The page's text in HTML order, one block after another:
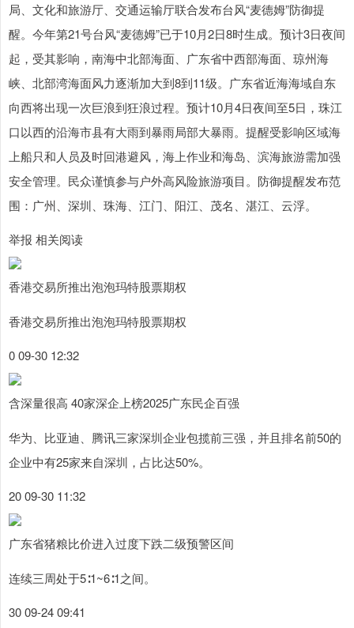
局、文化和旅游厅、交通运输厅联合发布台风“麦德姆”防御提
醒。今年第21号台风“麦德姆”已于10月2日8时生成。预计3日夜间
起，受其影响，南海中北部海面、广东省中西部海面、琼州海
峡、北部湾海面风力逐渐加大到8到11级。广东省近海海域自东
向西将出现一次巨浪到狂浪过程。预计10月4日夜间至5日，珠江
口以西的沿海市县有大雨到暴雨局部大暴雨。提醒受影响区域海
上船只和人员及时回港避风，海上作业和海岛、滨海旅游需加强
安全管理。民众谨慎参与户外高风险旅游项目。防御提醒发布范
围：广州、深圳、珠海、江门、阳江、茂名、湛江、云浮。
举报 相关阅读
香港交易所推出泡泡玛特股票期权
香港交易所推出泡泡玛特股票期权
0 09-30 12:32
含深量很高 40家深企上榜2025广东民企百强
华为、比亚迪、腾讯三家深圳企业包揽前三强，并且排名前50的
企业中有25家来自深圳，占比达50%。
20 09-30 11:32
广东省猪粮比价进入过度下跌二级预警区间
连续三周处于5∶1~6∶1之间。
30 09-24 09:41